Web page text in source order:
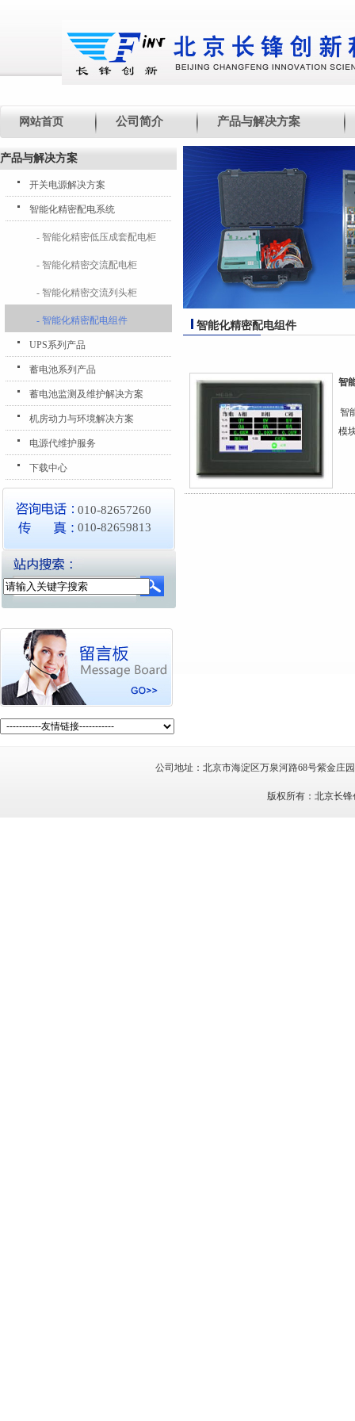
网站首页 公司简介 产品与解决方案
产品与解决方案
开关电源解决方案
智能化精密配电系统
- 智能化精密低压成套配电柜
- 智能化精密交流配电柜
- 智能化精密交流列头柜
- 智能化精密配电组件
UPS系列产品
蓄电池系列产品
蓄电池监测及维护解决方案
机房动力与环境解决方案
电源代维护服务
下载中心
010-82657260
010-82659813
智能化精密配电组件
智
智
模
公司地址：北京市海淀区万泉河路68号紫金庄
版权所有：北京长